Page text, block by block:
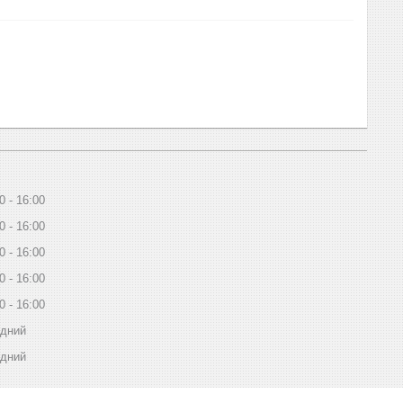
16:00
16:00
16:00
16:00
16:00